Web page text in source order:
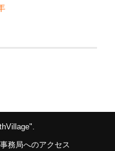
事務局へのアクセス